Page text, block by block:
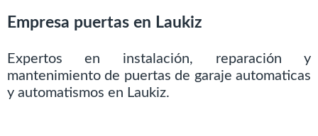
Empresa puertas en Laukiz
Expertos en instalación, reparación y
mantenimiento de puertas de garaje automaticas
y automatismos en Laukiz.